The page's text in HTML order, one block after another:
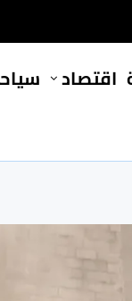
⁠اقتصاد